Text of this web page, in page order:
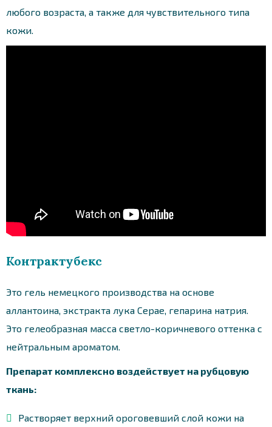
любого возраста, а также для чувствительного типа
кожи.
Контрактубекс
Это гель немецкого производства на основе
аллантоина, экстракта лука Серае, гепарина натрия.
Это гелеобразная масса светло-коричневого оттенка с
нейтральным ароматом.
Препарат комплексно воздействует на рубцовую
ткань:
Растворяет верхний ороговевший слой кожи на